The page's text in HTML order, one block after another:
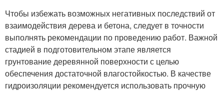
Чтобы избежать возможных негативных последствий от
взаимодействия дерева и бетона, следует в точности
выполнять рекомендации по проведению работ. Важной
стадией в подготовительном этапе является
грунтование деревянной поверхности с целью
обеспечения достаточной влагостойкостью. В качестве
гидроизоляции рекомендуется использовать прочную